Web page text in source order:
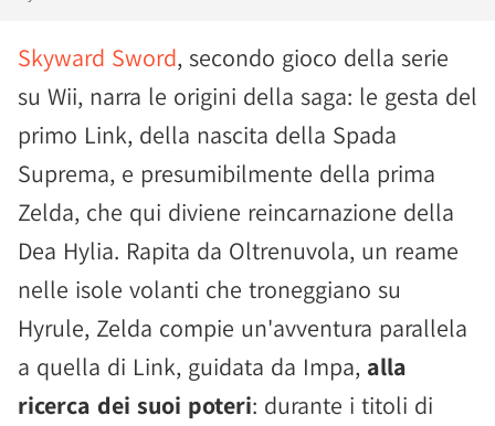
Skyward Sword, secondo gioco della serie
su Wii, narra le origini della saga: le gesta del
primo Link, della nascita della Spada
Suprema, e presumibilmente della prima
Zelda, che qui diviene reincarnazione della
Dea Hylia. Rapita da Oltrenuvola, un reame
nelle isole volanti che troneggiano su
Hyrule, Zelda compie un'avventura parallela
a quella di Link, guidata da Impa, alla
ricerca dei suoi poteri: durante i titoli di